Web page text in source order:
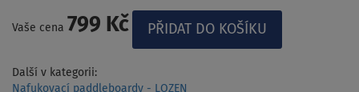
Vaše cena 799 Kč
Další v kategorii:
Nafukovací paddleboardy - LOZEN